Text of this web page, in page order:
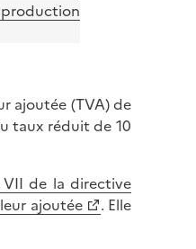
ajoutée (TVA) de
taux réduit de 10
VII de la directive
ajoutée
. Elle